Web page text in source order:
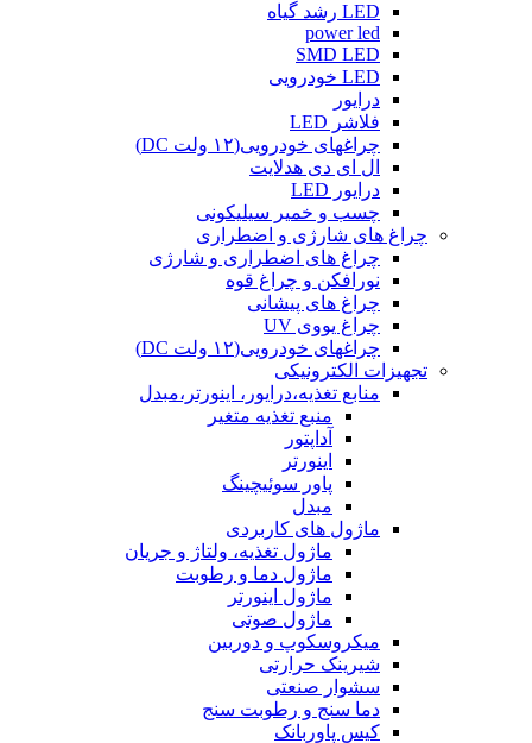
LED رشد گیاه
power led
SMD LED
LED خودرویی
درایور
فلاشر LED
چراغهای خودرویی(۱۲ ولت DC)
ال ای دی هدلایت
درایور LED
چسب و خمیر سیلیکونی
چراغ های شارژی و اضطراری
چراغ های اضطراری و شارژی
نورافکن و چراغ قوه
چراغ های پیشانی
چراغ یووی UV
چراغهای خودرویی(۱۲ ولت DC)
تجهیزات الکترونیکی
منابع تغذیه،درایور، اینورتر،مبدل
منبع تغذیه متغیر
آداپتور
اینورتر
پاور سوئیچینگ
مبدل
ماژول های کاربردی
ماژول تغذیه، ولتاژ و جریان
ماژول دما و رطوبت
ماژول اینورتر
ماژول صوتی
میکروسکوپ و دوربین
شیرینک حرارتی
سشوار صنعتی
دما سنج و رطوبت سنج
کیس پاوربانک